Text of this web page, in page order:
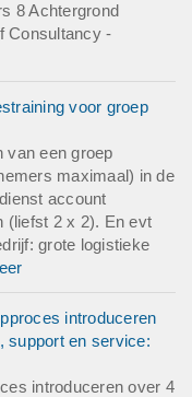
8 Achtergrond
Consultancy -
voor groep
van een groep
maximaal) in de
account
(liefst 2 x 2). En evt
grote logistieke
introduceren
support en service:
introduceren over 4